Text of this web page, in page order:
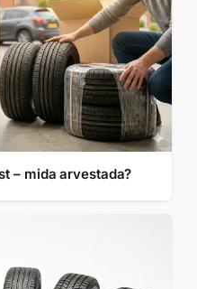
– mida arvestada?